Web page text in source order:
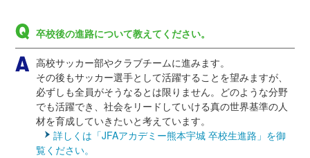
卒校後の進路について教えてください。
高校サッカー部やクラブチームに進みます。
その後もサッカー選手として活躍することを望みますが、
必ずしも全員がそうなるとは限りません。どのような分野
でも活躍でき、社会をリードしていける真の世界基準の人
材を育成していきたいと考えています。
詳しくは「JFAアカデミー熊本宇城 卒校生進路」を御
覧ください。